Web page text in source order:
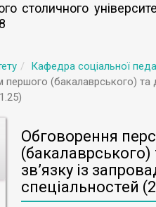
столичного
Кафедра соціальної
(бакалаврського) та
Обговорення
(бакалаврського)
зв’язку із
спеціальностей